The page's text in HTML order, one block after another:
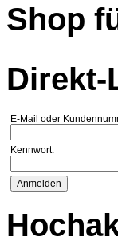
Shop
Direkt-
E-Mail oder
Kennwort: